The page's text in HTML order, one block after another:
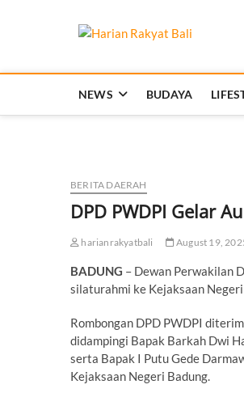
NEWS BUDAYA
BERITA DAERAH
DPD PWDPI Gelar
harianrakyatbali August 19,
BADUNG – Dewan Perwakilan
silaturahmi ke Kejaksaan
Rombongan DPD PWDPI
didampingi Bapak Barkah Dwi
serta Bapak I Putu Gede
Kejaksaan Negeri Badung.